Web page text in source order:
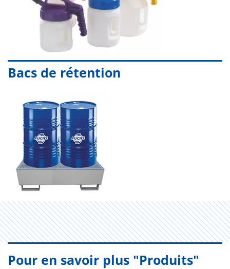
Bacs de rétention
Pour en savoir plus "Produits"